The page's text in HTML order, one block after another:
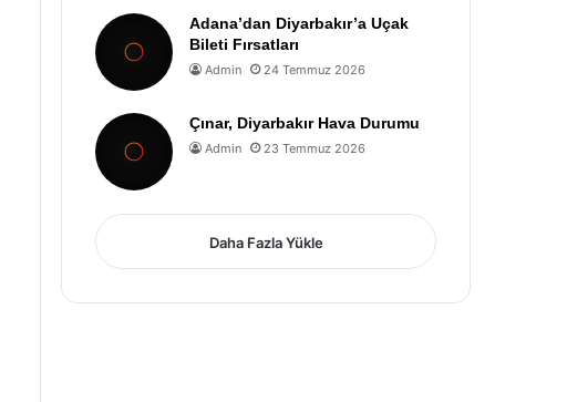
Adana’dan Diyarbakır’a Uçak
Bileti Fırsatları
Admin 24 Temmuz 2026
Çınar, Diyarbakır Hava Durumu
Admin 23 Temmuz 2026
Daha Fazla Yükle